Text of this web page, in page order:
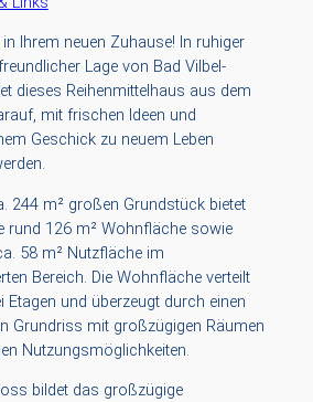
Ihrem neuen Zuhause! In ruhiger
Lage von Bad Vilbel-
dieses Reihenmittelhaus aus dem
mit frischen Ideen und
Geschick zu neuem Leben
244 m² großen Grundstück bietet
rund 126 m² Wohnfläche sowie
58 m² Nutzfläche im
Bereich. Die Wohnfläche verteilt
Etagen und überzeugt durch einen
Grundriss mit großzügigen Räumen
Nutzungsmöglichkeiten.
bildet das großzügige